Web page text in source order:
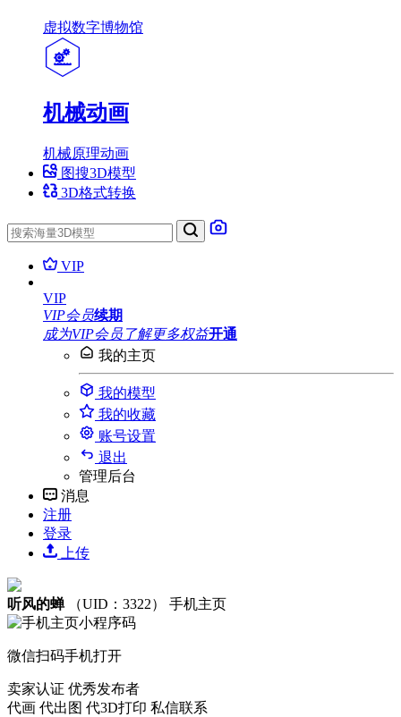
虚拟数字博物馆
机械动画
机械原理动画
图搜3D模型
3D格式转换
VIP
VIP
VIP会员续期
成为VIP会员 了解更多权益开通
我的主页
我的模型
我的收藏
账号设置
退出
管理后台
消息
注册
登录
上传
听风的蝉 （UID：3322） 手机主页
微信扫码手机打开
卖家认证 优秀发布者
代画 代出图 代3D打印 私信联系